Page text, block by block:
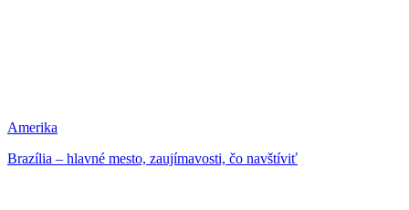
Amerika
Brazília – hlavné mesto, zaujímavosti, čo navštíviť